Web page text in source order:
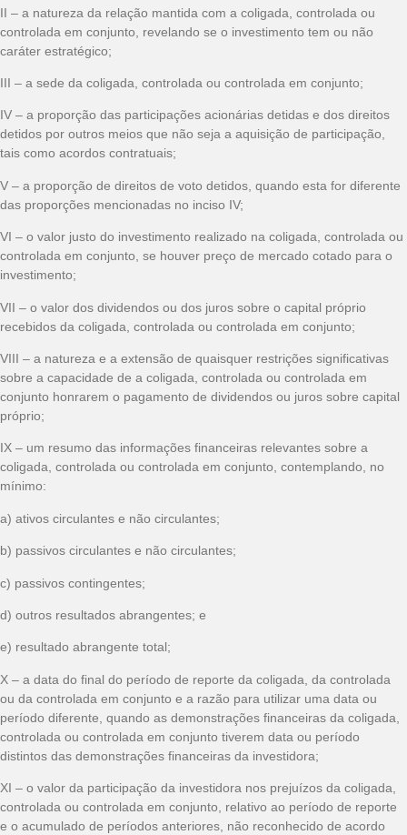
II – a natureza da relação mantida com a coligada, controlada ou
controlada em conjunto, revelando se o investimento tem ou não
caráter estratégico;
III – a sede da coligada, controlada ou controlada em conjunto;
IV – a proporção das participações acionárias detidas e dos direitos
detidos por outros meios que não seja a aquisição de participação,
tais como acordos contratuais;
V – a proporção de direitos de voto detidos, quando esta for diferente
das proporções mencionadas no inciso IV;
VI – o valor justo do investimento realizado na coligada, controlada ou
controlada em conjunto, se houver preço de mercado cotado para o
investimento;
VII – o valor dos dividendos ou dos juros sobre o capital próprio
recebidos da coligada, controlada ou controlada em conjunto;
VIII – a natureza e a extensão de quaisquer restrições significativas
sobre a capacidade de a coligada, controlada ou controlada em
conjunto honrarem o pagamento de dividendos ou juros sobre capital
próprio;
IX – um resumo das informações financeiras relevantes sobre a
coligada, controlada ou controlada em conjunto, contemplando, no
mínimo:
a) ativos circulantes e não circulantes;
b) passivos circulantes e não circulantes;
c) passivos contingentes;
d) outros resultados abrangentes; e
e) resultado abrangente total;
X – a data do final do período de reporte da coligada, da controlada
ou da controlada em conjunto e a razão para utilizar uma data ou
período diferente, quando as demonstrações financeiras da coligada,
controlada ou controlada em conjunto tiverem data ou período
distintos das demonstrações financeiras da investidora;
XI – o valor da participação da investidora nos prejuízos da coligada,
controlada ou controlada em conjunto, relativo ao período de reporte
e o acumulado de períodos anteriores, não reconhecido de acordo